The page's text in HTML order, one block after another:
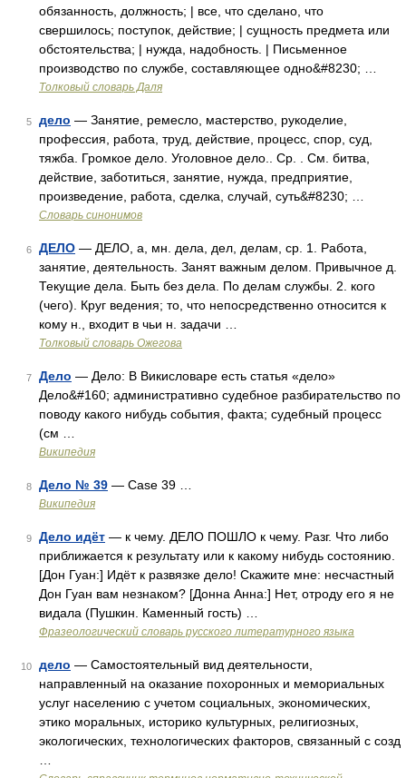
обязанность, должность; | все, что сделано, что
свершилось; поступок, действие; | сущность предмета или
обстоятельства; | нужда, надобность. | Письменное
производство по службе, составляющее одно&#8230; …
Толковый словарь Даля
5 дело — Занятие, ремесло, мастерство, рукоделие,
профессия, работа, труд, действие, процесс, спор, суд,
тяжба. Громкое дело. Уголовное дело.. Ср. . См. битва,
действие, заботиться, занятие, нужда, предприятие,
произведение, работа, сделка, случай, суть&#8230; …
Словарь синонимов
6 ДЕЛО — ДЕЛО, а, мн. дела, дел, делам, ср. 1. Работа,
занятие, деятельность. Занят важным делом. Привычное д.
Текущие дела. Быть без дела. По делам службы. 2. кого
(чего). Круг ведения; то, что непосредственно относится к
кому н., входит в чьи н. задачи …
Толковый словарь Ожегова
7 Дело — Дело: В Викисловаре есть статья «дело»
Дело&#160; административно судебное разбирательство по
поводу какого нибудь события, факта; судебный процесс
(см …
Википедия
8 Дело № 39 — Case 39 …
Википедия
9 Дело идёт — к чему. ДЕЛО ПОШЛО к чему. Разг. Что либо
приближается к результату или к какому нибудь состоянию.
[Дон Гуан:] Идёт к развязке дело! Скажите мне: несчастный
Дон Гуан вам незнаком? [Донна Анна:] Нет, отроду его я не
видала (Пушкин. Каменный гость) …
Фразеологический словарь русского литературного языка
10 дело — Самостоятельный вид деятельности,
направленный на оказание похоронных и мемориальных
услуг населению с учетом социальных, экономических,
этико моральных, историко культурных, религиозных,
экологических, технологических факторов, связанный с созд